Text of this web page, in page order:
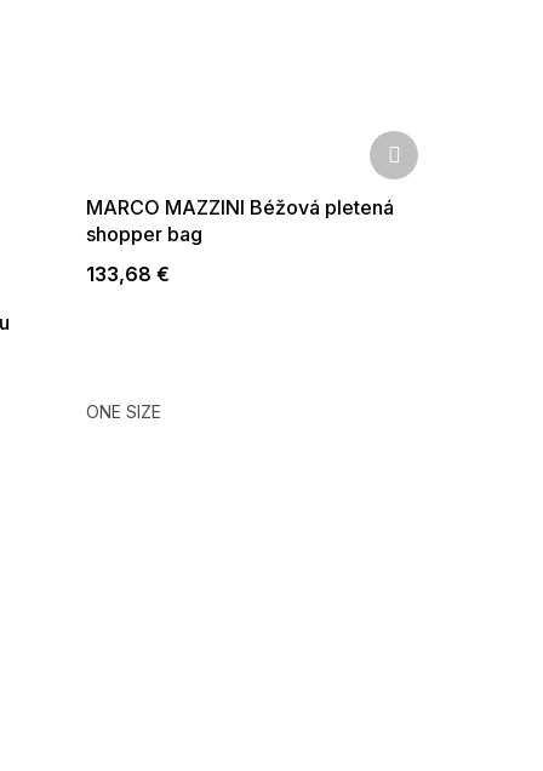
MARCO MAZZINI Béžová pletená
shopper bag
133,68 €
ONE SIZE
Ďalší
produkt